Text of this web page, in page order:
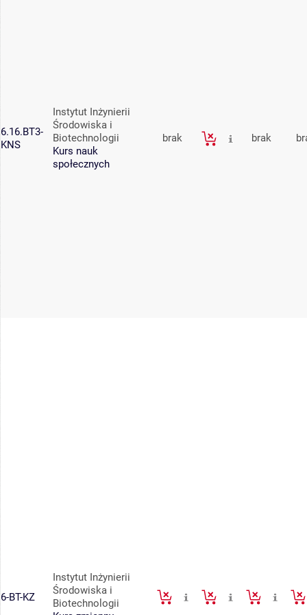
6.16.BT3-
KNS
Instytut Inżynierii
Środowiska i
Biotechnologii
Kurs nauk
społecznych
brak brak
6-BT-KZ
Instytut Inżynierii
Środowiska i
Biotechnologii